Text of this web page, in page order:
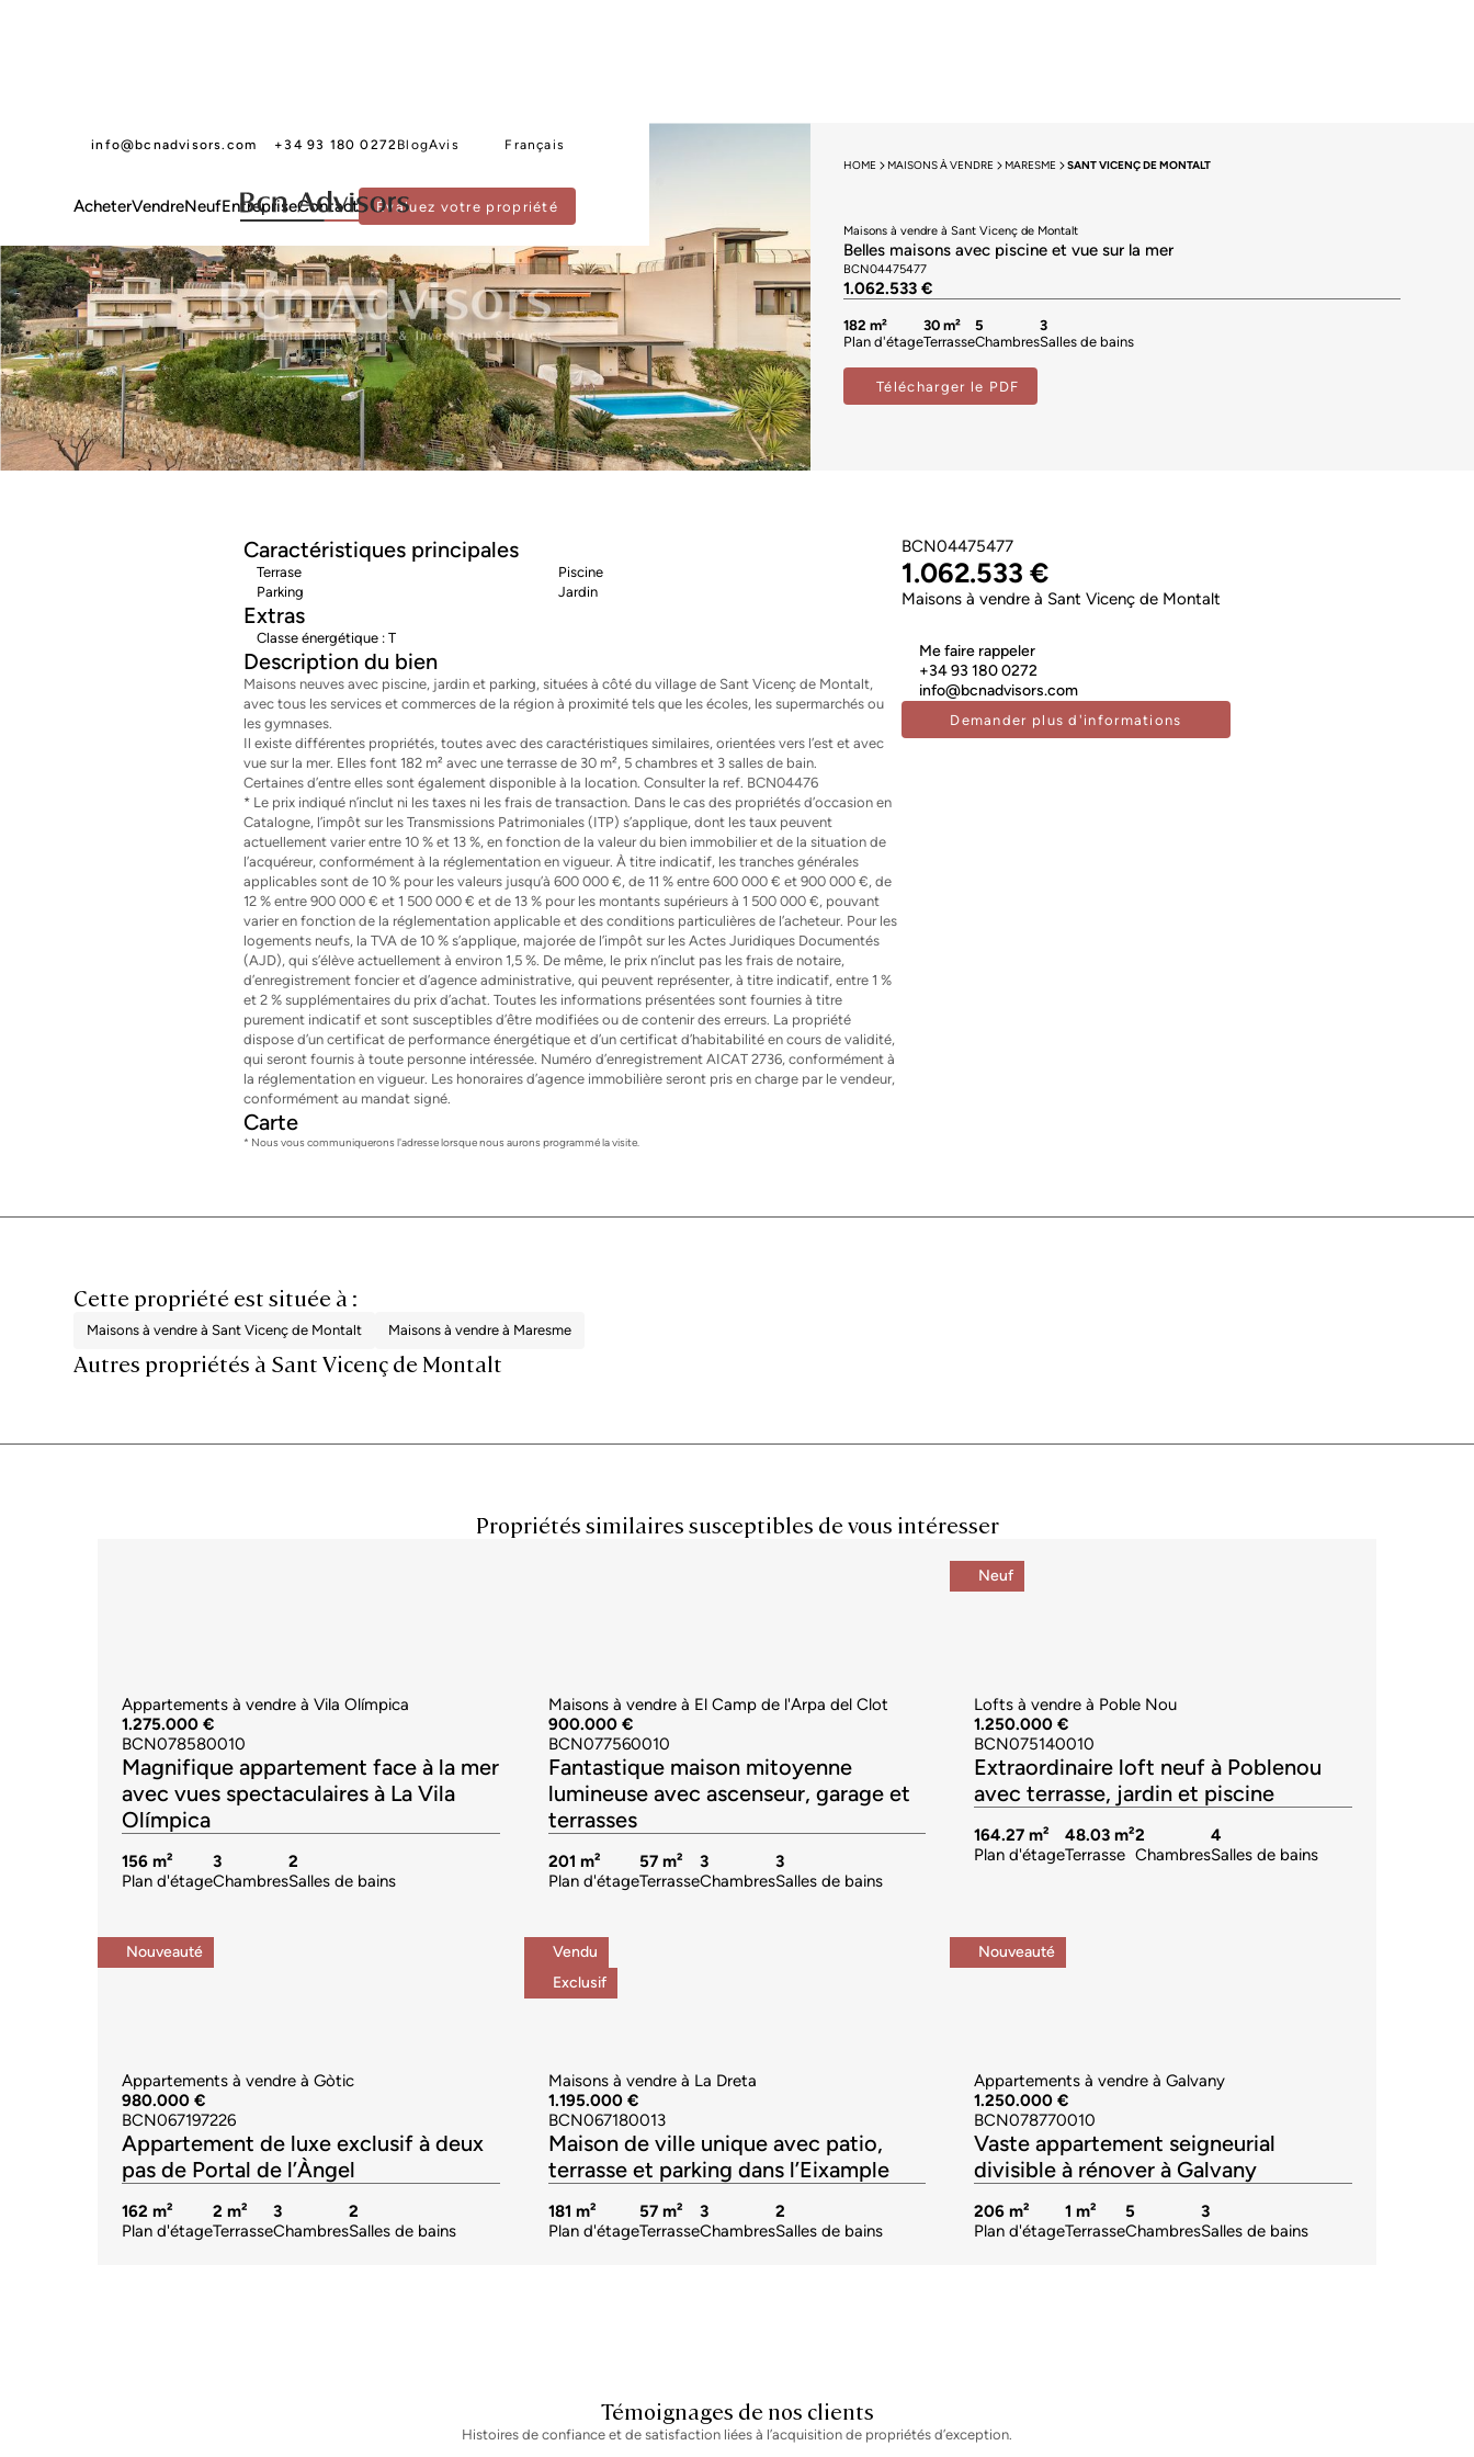
info@bcnadvisors.com +34 93 180 0272BlogAvis Français
AcheterVendreNeufEntrepriseContact Évaluez votre propriété
HOME MAISONS À VENDRE MARESME SANT VICENÇ DE MONTALT
Télécharger le PDF
Maisons à vendre à Sant Vicenç de Montalt
Belles maisons avec piscine et vue sur la mer
BCN04475477
1.062.533 €
182 m²
Plan d'étage
30 m²
Terrasse
5
Chambres
3
Salles de bains
Caractéristiques principales
Terrase
Piscine
Parking
Jardin
Extras
Classe énergétique : T
Description du bien
Maisons neuves avec piscine, jardin et parking, situées à côté du village de Sant Vicenç de Montalt,
avec tous les services et commerces de la région à proximité tels que les écoles, les supermarchés ou
les gymnases.
Il existe différentes propriétés, toutes avec des caractéristiques similaires, orientées vers l’est et avec
vue sur la mer. Elles font 182 m² avec une terrasse de 30 m², 5 chambres et 3 salles de bain.
Certaines d’entre elles sont également disponible à la location. Consulter la ref. BCN04476
* Le prix indiqué n’inclut ni les taxes ni les frais de transaction. Dans le cas des propriétés d’occasion en
Catalogne, l’impôt sur les Transmissions Patrimoniales (ITP) s’applique, dont les taux peuvent
actuellement varier entre 10 % et 13 %, en fonction de la valeur du bien immobilier et de la situation de
l’acquéreur, conformément à la réglementation en vigueur. À titre indicatif, les tranches générales
applicables sont de 10 % pour les valeurs jusqu’à 600 000 €, de 11 % entre 600 000 € et 900 000 €, de
12 % entre 900 000 € et 1 500 000 € et de 13 % pour les montants supérieurs à 1 500 000 €, pouvant
varier en fonction de la réglementation applicable et des conditions particulières de l’acheteur. Pour les
logements neufs, la TVA de 10 % s’applique, majorée de l’impôt sur les Actes Juridiques Documentés
(AJD), qui s’élève actuellement à environ 1,5 %. De même, le prix n’inclut pas les frais de notaire,
d’enregistrement foncier et d’agence administrative, qui peuvent représenter, à titre indicatif, entre 1 %
et 2 % supplémentaires du prix d’achat. Toutes les informations présentées sont fournies à titre
purement indicatif et sont susceptibles d’être modifiées ou de contenir des erreurs. La propriété
dispose d’un certificat de performance énergétique et d’un certificat d’habitabilité en cours de validité,
qui seront fournis à toute personne intéressée. Numéro d’enregistrement AICAT 2736, conformément à
la réglementation en vigueur. Les honoraires d’agence immobilière seront pris en charge par le vendeur,
conformément au mandat signé.
Carte
* Nous vous communiquerons l'adresse lorsque nous aurons programmé la visite.
BCN04475477
1.062.533 €
Maisons à vendre à Sant Vicenç de Montalt
Me faire rappeler
+34 93 180 0272
info@bcnadvisors.com
Demander plus d'informations
Cette propriété est située à :
Maisons à vendre à Sant Vicenç de Montalt Maisons à vendre à Maresme
Autres propriétés à Sant Vicenç de Montalt
Propriétés similaires susceptibles de vous intéresser
Appartements à vendre à Vila Olímpica
1.275.000 €
BCN078580010
Magnifique appartement face à la mer
avec vues spectaculaires à La Vila
Olímpica
156 m²
Plan d'étage
3
Chambres
2
Salles de bains
Maisons à vendre à El Camp de l'Arpa del Clot
900.000 €
BCN077560010
Fantastique maison mitoyenne
lumineuse avec ascenseur, garage et
terrasses
201 m²
Plan d'étage
57 m²
Terrasse
3
Chambres
3
Salles de bains
Neuf
Lofts à vendre à Poble Nou
1.250.000 €
BCN075140010
Extraordinaire loft neuf à Poblenou
avec terrasse, jardin et piscine
164.27 m²
Plan d'étage
48.03 m²
Terrasse
2
Chambres
4
Salles de bains
Nouveauté
Appartements à vendre à Gòtic
980.000 €
BCN067197226
Appartement de luxe exclusif à deux
pas de Portal de l’Àngel
162 m²
Plan d'étage
2 m²
Terrasse
3
Chambres
2
Salles de bains
Vendu
Exclusif
Maisons à vendre à La Dreta
1.195.000 €
BCN067180013
Maison de ville unique avec patio,
terrasse et parking dans l’Eixample
181 m²
Plan d'étage
57 m²
Terrasse
3
Chambres
2
Salles de bains
Nouveauté
Appartements à vendre à Galvany
1.250.000 €
BCN078770010
Vaste appartement seigneurial
divisible à rénover à Galvany
206 m²
Plan d'étage
1 m²
Terrasse
5
Chambres
3
Salles de bains
Témoignages de nos clients
Histoires de confiance et de satisfaction liées à l’acquisition de propriétés d’exception.